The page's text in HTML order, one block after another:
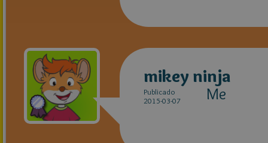
mikey ninja
Publicado
2015-03-07
Me